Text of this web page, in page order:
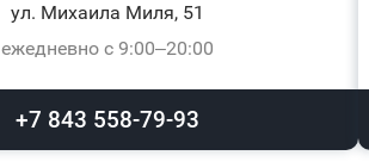
ул. Михаила Миля, 51
ежедневно с 9:00–20:00
+7 843 558-79-93